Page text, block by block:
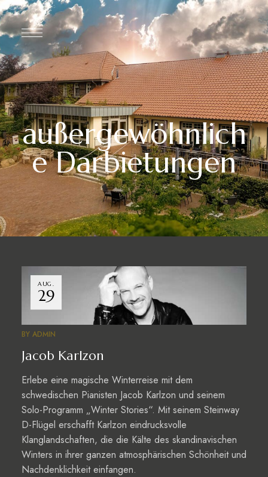
außergewöhnlich
e Darbietungen
AUG.
29
BY ADMIN
Jacob Karlzon
Erlebe eine magische Winterreise mit dem
schwedischen Pianisten Jacob Karlzon und seinem
Solo-Programm „Winter Stories“. Mit seinem Steinway
D-Flügel erschafft Karlzon eindrucksvolle
Klanglandschaften, die die Kälte des skandinavischen
Winters in ihrer ganzen atmosphärischen Schönheit und
Nachdenklichkeit einfangen.